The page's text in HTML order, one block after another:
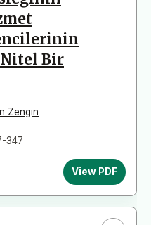
Bir
Zengin
347
View PDF